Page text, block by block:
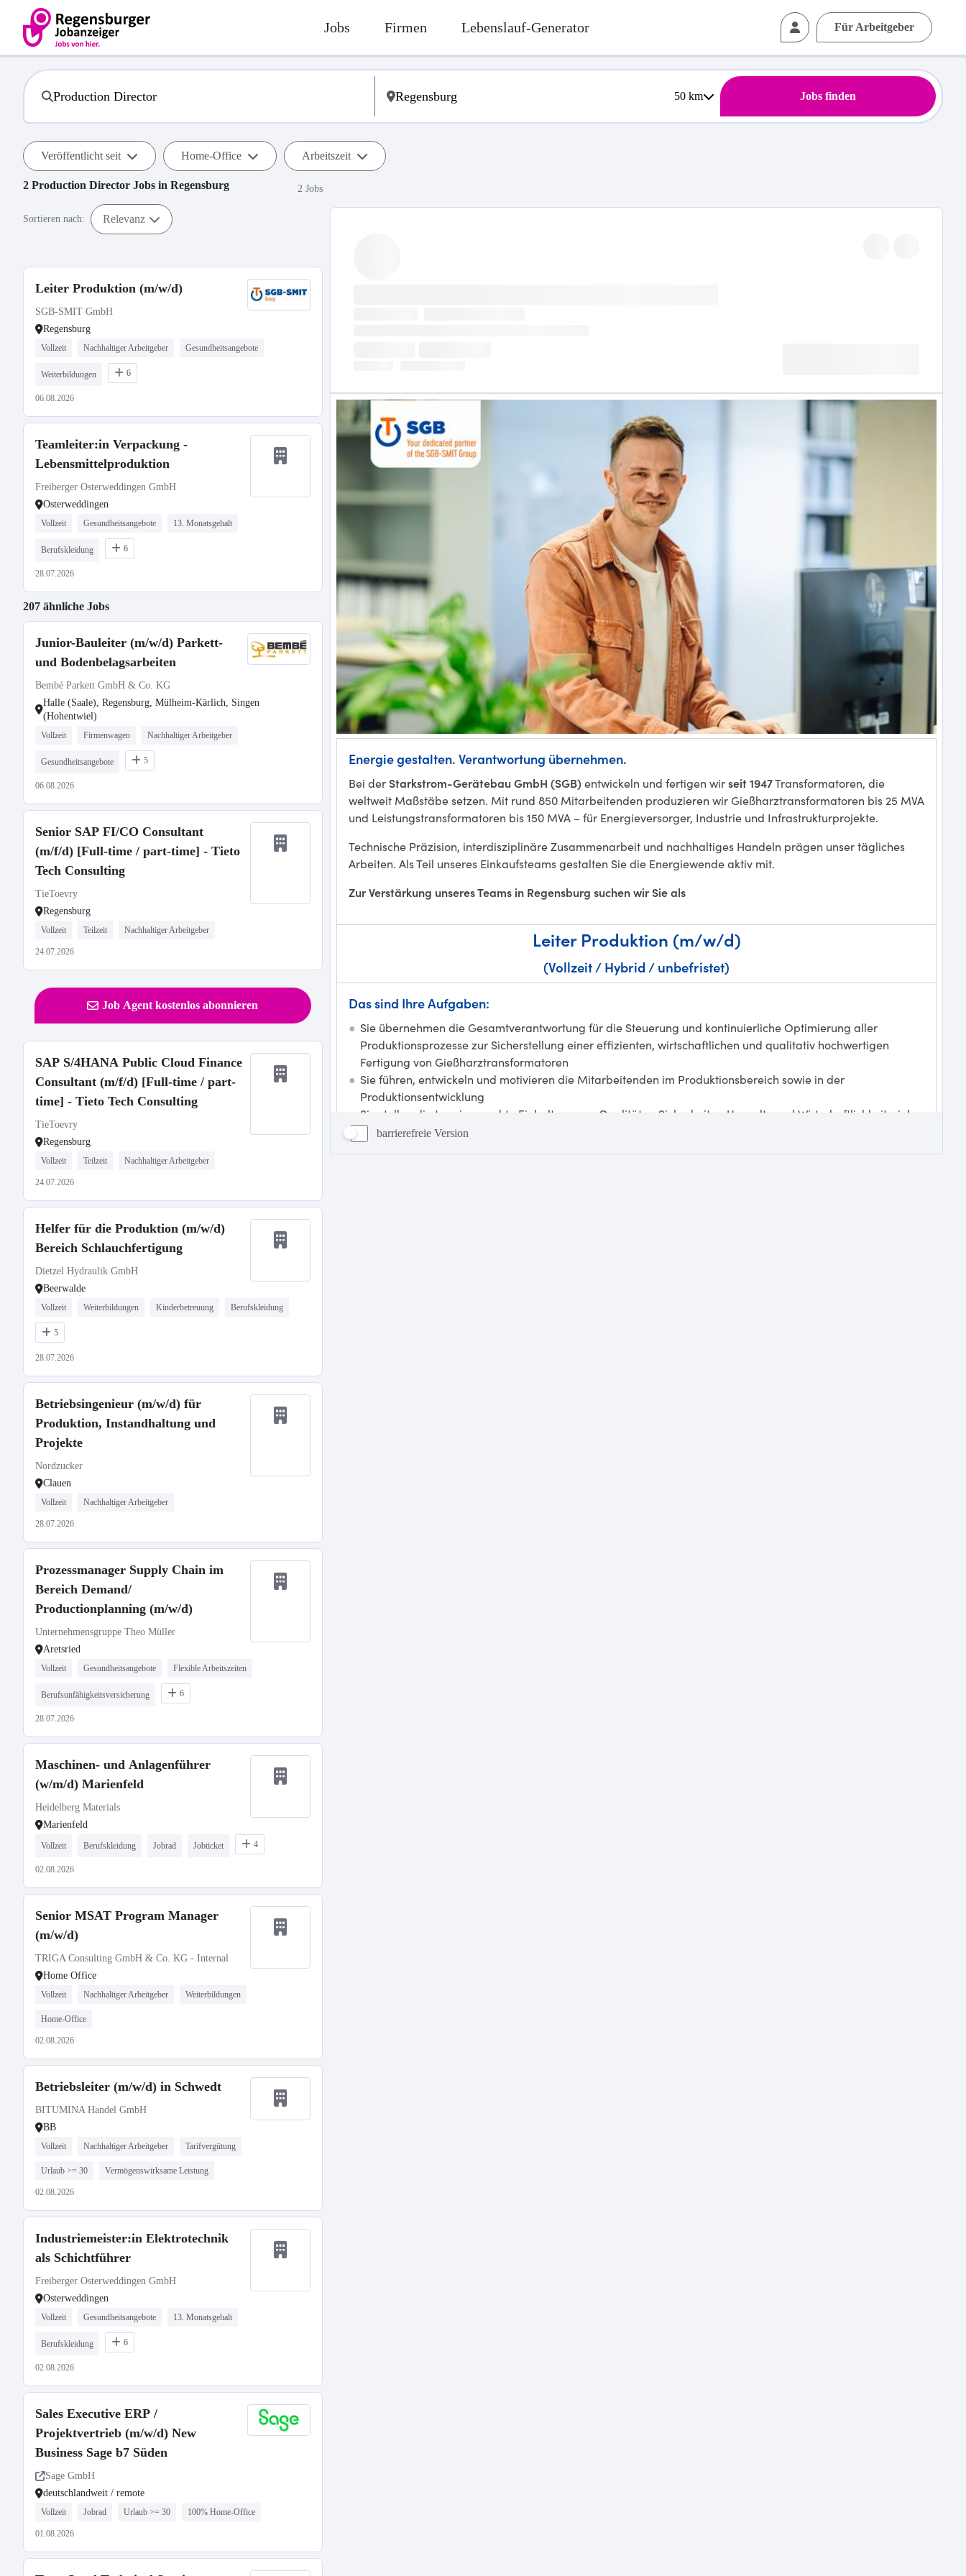
Jobs Firmen Lebenslauf-Generator Für Arbeitgeber
50km Jobs finden
Veröffentlicht seit Home-Office Arbeitszeit
2 Production Director Jobs in Regensburg 2 Jobs
Sortieren nach: Relevanz
Leiter Produktion (m/w/d)
SGB-SMIT GmbH
Regensburg
Vollzeit Nachhaltiger Arbeitgeber Gesundheitsangebote
Weiterbildungen 6
06.08.2026
Teamleiter:in Verpackung -
Lebensmittelproduktion
Freiberger Osterweddingen GmbH
Osterweddingen
Vollzeit Gesundheitsangebote 13. Monatsgehalt
Berufskleidung 6
28.07.2026
207 ähnliche Jobs
Junior-Bauleiter (m/w/d) Parkett-
und Bodenbelagsarbeiten
Bembé Parkett GmbH & Co. KG
Halle (Saale), Regensburg, Mülheim-Kärlich, Singen
(Hohentwiel)
Vollzeit Firmenwagen Nachhaltiger Arbeitgeber
Gesundheitsangebote 5
06.08.2026
Senior SAP FI/CO Consultant
(m/f/d) [Full-time / part-time] - Tieto
Tech Consulting
TieToevry
Regensburg
Vollzeit Teilzeit Nachhaltiger Arbeitgeber
24.07.2026
Job Agent kostenlos abonnieren
SAP S/4HANA Public Cloud Finance
Consultant (m/f/d) [Full-time / part-
time] - Tieto Tech Consulting
TieToevry
Regensburg
Vollzeit Teilzeit Nachhaltiger Arbeitgeber
24.07.2026
Helfer für die Produktion (m/w/d)
Bereich Schlauchfertigung
Dietzel Hydraulik GmbH
Beerwalde
Vollzeit Weiterbildungen Kinderbetreuung Berufskleidung
5
28.07.2026
Betriebsingenieur (m/w/d) für
Produktion, Instandhaltung und
Projekte
Nordzucker
Clauen
Vollzeit Nachhaltiger Arbeitgeber
28.07.2026
Prozessmanager Supply Chain im
Bereich Demand/
Productionplanning (m/w/d)
Unternehmensgruppe Theo Müller
Aretsried
Vollzeit Gesundheitsangebote Flexible Arbeitszeiten
Berufsunfähigkeitsversicherung 6
28.07.2026
Maschinen- und Anlagenführer
(w/m/d) Marienfeld
Heidelberg Materials
Marienfeld
Vollzeit Berufskleidung Jobrad Jobticket 4
02.08.2026
Senior MSAT Program Manager
(m/w/d)
TRIGA Consulting GmbH & Co. KG - Internal
Home Office
Vollzeit Nachhaltiger Arbeitgeber Weiterbildungen
Home-Office
02.08.2026
Betriebsleiter (m/w/d) in Schwedt
BITUMINA Handel GmbH
BB
Vollzeit Nachhaltiger Arbeitgeber Tarifvergütung
Urlaub >= 30 Vermögenswirksame Leistung
02.08.2026
Industriemeister:in Elektrotechnik
als Schichtführer
Freiberger Osterweddingen GmbH
Osterweddingen
Vollzeit Gesundheitsangebote 13. Monatsgehalt
Berufskleidung 6
02.08.2026
Sales Executive ERP /
Projektvertrieb (m/w/d) New
Business Sage b7 Süden
Sage GmbH
deutschlandweit / remote
Vollzeit Jobrad Urlaub >= 30 100% Home-Office
01.08.2026
barrierefreie Version